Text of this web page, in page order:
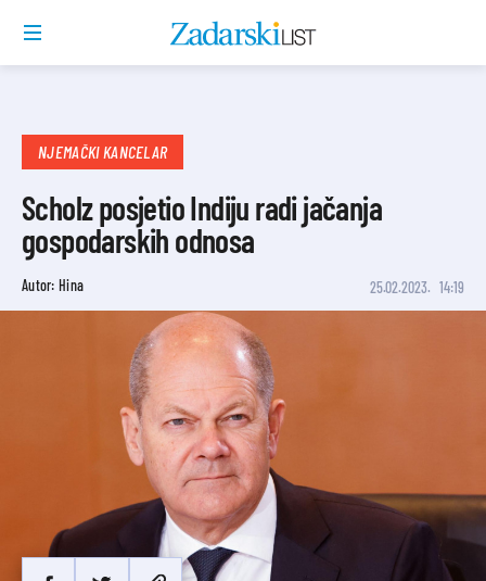
NJEMAČKI KANCELAR
Scholz posjetio Indiju radi jačanja
gospodarskih odnosa
Autor: Hina 25.02.2023. 14:19